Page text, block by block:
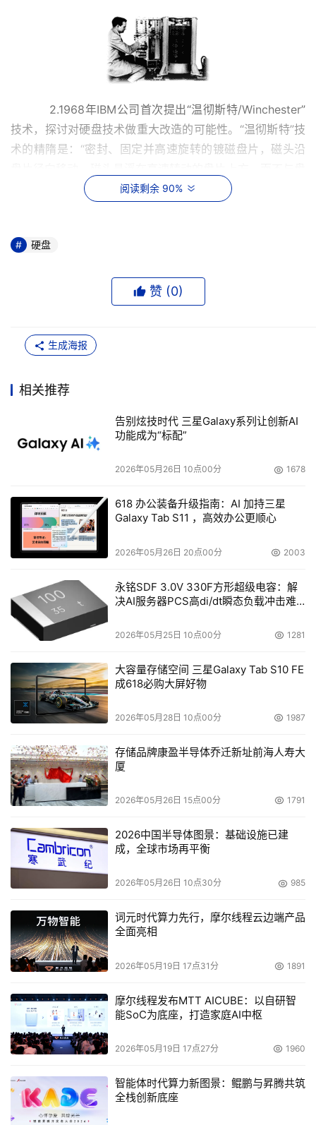
2.1968年IBM公司首次提出“温彻斯特/Winchester”
技术，探讨对硬盘技术做重大改造的可能性。“温彻斯特”技
术的精隋是：“密封、固定并高速旋转的镀磁盘片，磁头沿
片直接接触”，这也是现代绝大多数硬盘的原型。
的硬盘，从此硬盘技术的发展有了正确的结构基础。
4.1979年，IBM再次发明了薄膜磁头，为进一步减小
硬盘体积、增大容量、提高读写速度提供了可能。
发明了MR（Magneto Resistive)磁阻，这种磁头在读取数
20MB每英寸提高了数十倍。
6.1991年IBM生产的3.5英寸的硬盘使用了MR磁头，
使硬盘的容量首次达到了1GB，从此硬盘容量开始进入了
7.1999年9月7日，Maxtor宣布了首块单碟容量高达
10.2GB的ATA硬盘，从而把硬盘的容量引入了一个新里程
碑。
000RPM的Cheetah X15系列硬盘，其平均寻道时间只有
3.9ms，这可算是目前世界上最快的硬盘了，同时它也是到
目前为止转速最高的硬盘；其性能相当于阅读一整部
达48MB/s，数据缓存为4~16MB，支持Ultra160/m SCSI
及Fibre Channel(光纤通道) ，这将硬盘外部数据传输率提
高到了160MB~200MB/s。总得来说，希捷的此款（"捷
豹"）Cheetah X15系列将硬盘的性能提高到了一个新的里
程碑。
9.2000年3月16日，硬盘领域又有新突破，第一款
“玻璃硬盘”问世，这就是IBM推出的Deskstar 75GXP及
Deskstar 40GV，此两款硬盘均使用玻璃取代传统的铝作
性。另外玻璃材料在高转速时具有更高的稳定性。此外
Deskstar 75GXP系列产品的最高容量达75GB，这是目前
最大容量的硬盘，而Deskstar 40GV的数据存储密度则高
达14.3 十亿数据位/每平方英寸，这再次涮新数据存储密度
世界记录。
硬盘分类和技术规格
阅读剩余 90%
硬盘
赞 (0)
生成海报
相关推荐
告别炫技时代 三星Galaxy系列让创新AI
功能成为“标配”
2026年05月26日 10点00分 1678
618 办公装备升级指南：AI 加持三星
Galaxy Tab S11 ，高效办公更顺心
2026年05月26日 20点00分 2003
永铭SDF 3.0V 330F方形超级电容：解
决AI服务器PCS高di/dt瞬态负载冲击难
2026年05月25日 10点00分 1281
大容量存储空间 三星Galaxy Tab S10 FE
成618必购大屏好物
2026年05月28日 10点00分 1987
存储品牌康盈半导体乔迁新址前海人寿大
厦
2026年05月26日 15点00分 1791
2026中国半导体图景：基础设施已建
成，全球市场再平衡
2026年05月26日 10点30分 985
词元时代算力先行，摩尔线程云边端产品
全面亮相
2026年05月19日 17点31分 1891
摩尔线程发布MTT AICUBE：以自研智
能SoC为底座，打造家庭AI中枢
2026年05月19日 17点27分 1960
智能体时代算力新图景：鲲鹏与昇腾共筑
全栈创新底座